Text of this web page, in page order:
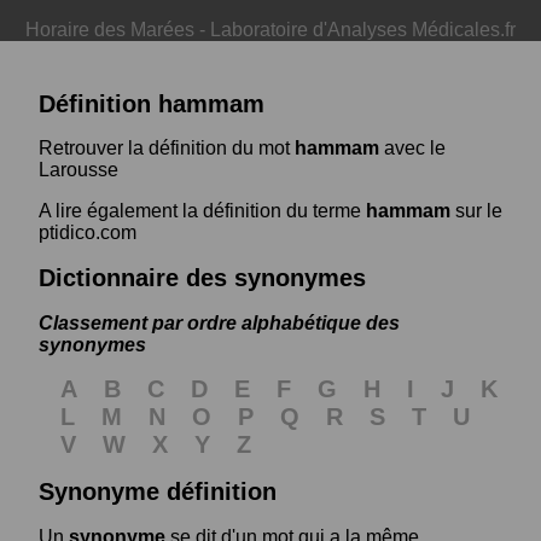
Horaire des Marées - Laboratoire d'Analyses Médicales.fr
Définition hammam
Retrouver la définition du mot hammam avec le
Larousse
A lire également la définition du terme hammam sur le
ptidico.com
Dictionnaire des synonymes
Classement par ordre alphabétique des
synonymes
A B C D E F G H I J
K
L
M N O P Q R S T
U
V
W X Y
Z
Synonyme définition
Un synonyme se dit d'un mot qui a la même